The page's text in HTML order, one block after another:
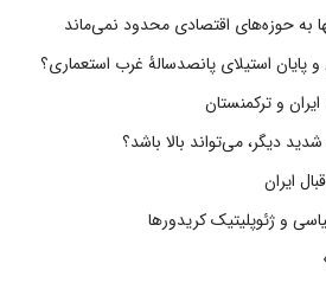
به حوزه‌های اقتصادی محدود نمی‌ماند
پایان استیلای پانصدسالۀ غرب استعماری؟
و ترکمنستان
دیگر، می‌تواند بالا باشد؟
ایران
و ژئوپلیتیک کریدورها